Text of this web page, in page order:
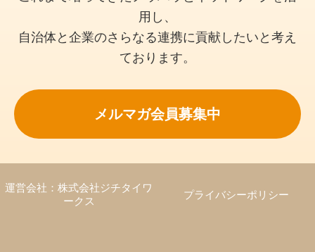
用し、
自治体と企業のさらなる連携に貢献したいと考え
ております。
メルマガ会員募集中
運営会社：株式会社ジチタイワ
ークス
プライバシーポリシー